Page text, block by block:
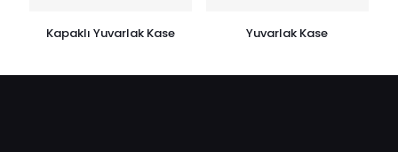
Kapaklı Yuvarlak Kase Yuvarlak Kase